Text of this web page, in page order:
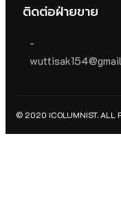
ติดต่อฝ่ายขาย
-
© 2020 ICOLUMNIST. ALL